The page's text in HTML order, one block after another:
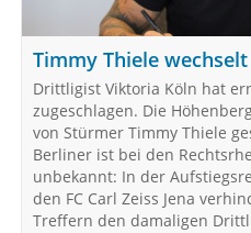
Timmy Thiele
Drittligist Viktoria Köln hat
zugeschlagen. Die
von Stürmer Timmy Thiele
Berliner ist bei den
unbekannt: In der
den FC Carl Zeiss Jena
Treffern den damaligen